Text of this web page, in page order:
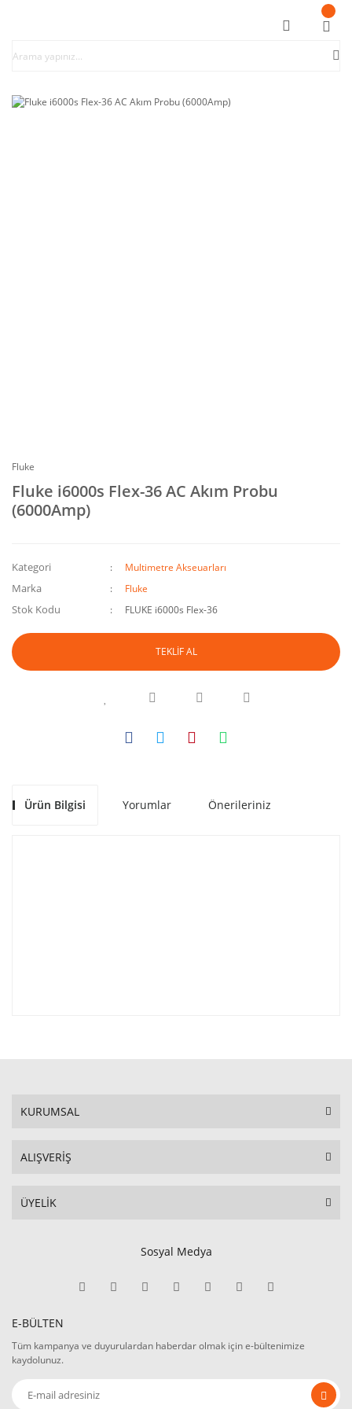
Fluke
Fluke i6000s Flex-36 AC Akım Probu
(6000Amp)
Kategori Multimetre Akseuarları
Marka Fluke
Stok Kodu FLUKE i6000s Flex-36
TEKLİF AL
Ürün Bilgisi Yorumlar Önerileriniz
KURUMSAL
ALIŞVERİŞ
ÜYELİK
Sosyal Medya
E-BÜLTEN
Tüm kampanya ve duyurulardan haberdar olmak için e-bültenimize
kaydolunuz.